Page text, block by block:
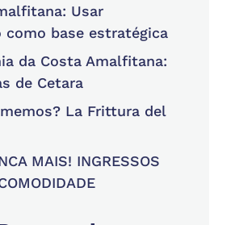
Usar
como base estratégica
da Costa Amalfitana:
de Cetara
La Frittura del
MAIS! INGRESSOS